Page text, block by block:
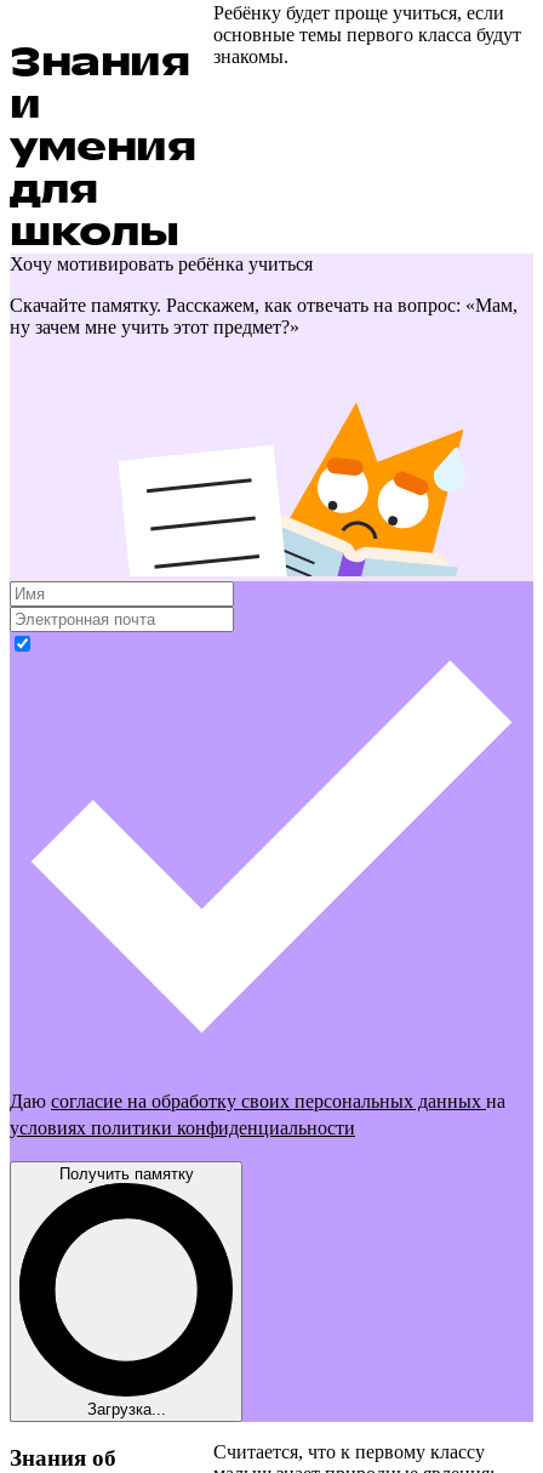
Знания
и
умения
для
школы
Ребёнку будет проще учиться, если
основные темы первого класса будут
знакомы.
Хочу мотивировать ребёнка учиться
Скачайте памятку. Расскажем, как отвечать на вопрос: «Мам,
ну зачем мне учить этот предмет?»
Даю согласие на обработку своих персональных данных на
условиях политики конфиденциальности
Получить памятку
Загрузка...
Знания об
Считается, что к первому классу